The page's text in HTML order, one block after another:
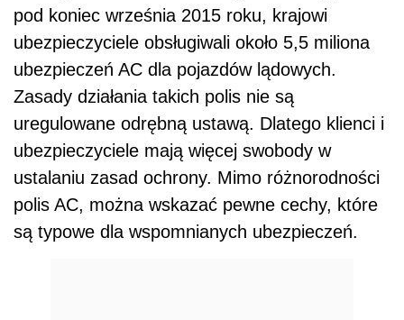
pod koniec września 2015 roku, krajowi
ubezpieczyciele obsługiwali około 5,5 miliona
ubezpieczeń AC dla pojazdów lądowych.
Zasady działania takich polis nie są
uregulowane odrębną ustawą. Dlatego klienci i
ubezpieczyciele mają więcej swobody w
ustalaniu zasad ochrony. Mimo różnorodności
polis AC, można wskazać pewne cechy, które
są typowe dla wspomnianych ubezpieczeń.